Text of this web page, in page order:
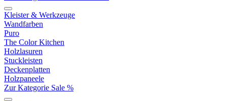
Kleister & Werkzeuge
Wandfarben
Puro
The Color Kitchen
Holzlasuren
Stuckleisten
Deckenplatten
Holzpaneele
Zur Kategorie Sale %